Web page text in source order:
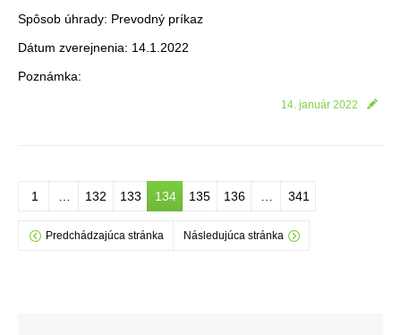
Spôsob úhrady: Prevodný príkaz
Dátum zverejnenia: 14.1.2022
Poznámka:
14. január 2022
1 132 133 134 135 136 341
Predchádzajúca stránka Následujúca stránka